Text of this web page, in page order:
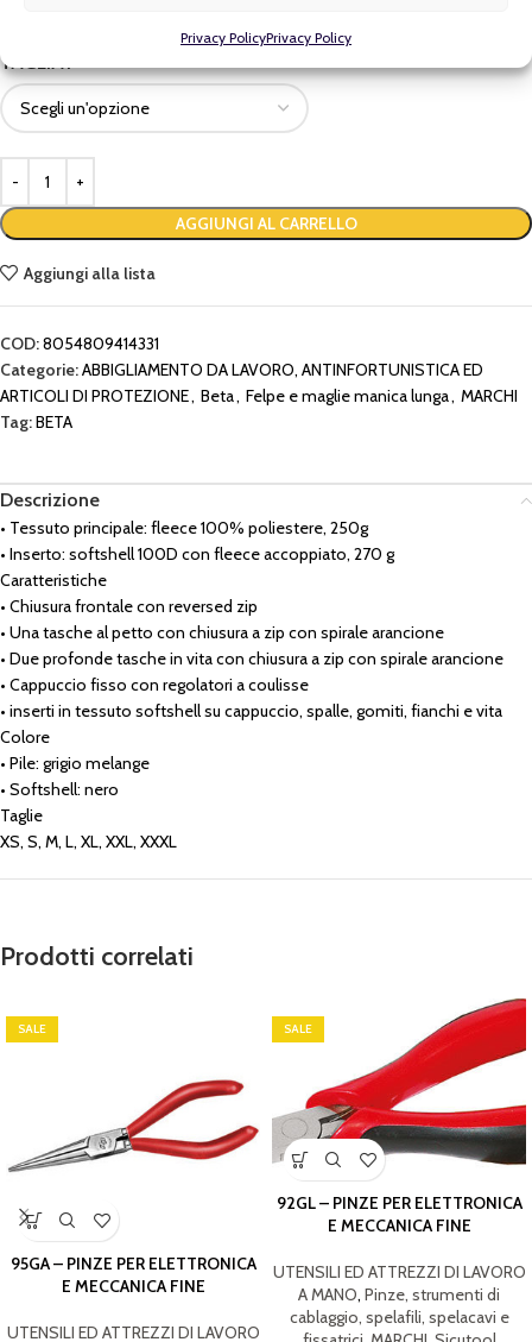
Privacy PolicyPrivacy Policy
TAGLIA
AGGIUNGI AL CARRELLO
Aggiungi alla lista
COD:8054809414331
Categorie:ABBIGLIAMENTO DA LAVORO, ANTINFORTUNISTICA ED
ARTICOLI DI PROTEZIONE, Beta, Felpe e maglie manica lunga, MARCHI
Tag:BETA
Descrizione
• Tessuto principale: fleece 100% poliestere, 250g
• Inserto: softshell 100D con fleece accoppiato, 270 g
Caratteristiche
• Chiusura frontale con reversed zip
• Una tasche al petto con chiusura a zip con spirale arancione
• Due profonde tasche in vita con chiusura a zip con spirale arancione
• Cappuccio fisso con regolatori a coulisse
• inserti in tessuto softshell su cappuccio, spalle, gomiti, fianchi e vita
Colore
• Pile: grigio melange
• Softshell: nero
Taglie
XS, S, M, L, XL, XXL, XXXL
Prodotti correlati
SALE
95GA – PINZE PER ELETTRONICA
E MECCANICA FINE
UTENSILI ED ATTREZZI DI LAVORO
SALE
92GL – PINZE PER ELETTRONICA
E MECCANICA FINE
UTENSILI ED ATTREZZI DI LAVORO
A MANO, Pinze, strumenti di
cablaggio, spelafili, spelacavi e